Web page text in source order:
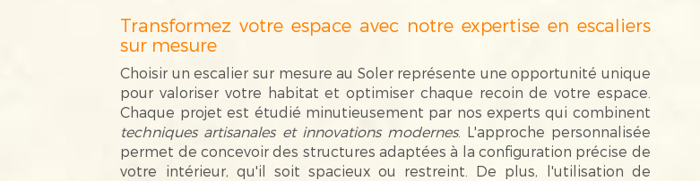
Transformez votre espace avec notre expertise en escaliers
sur mesure
Choisir un escalier sur mesure au Soler représente une opportunité unique
pour valoriser votre habitat et optimiser chaque recoin de votre espace.
Chaque projet est étudié minutieusement par nos experts qui combinent
techniques artisanales et innovations modernes. L'approche personnalisée
permet de concevoir des structures adaptées à la configuration précise de
votre intérieur, qu'il soit spacieux ou restreint. De plus, l'utilisation de